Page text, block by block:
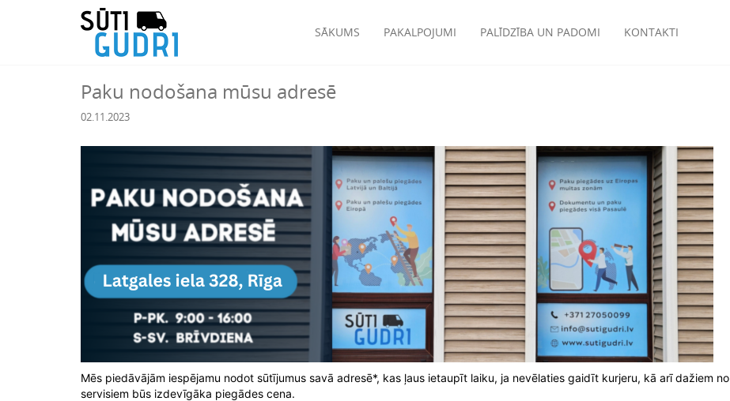
SĀKUMS PAKALPOJUMI PALĪDZĪBA UN PADOMI KONTAKTI
Paku nodošana mūsu adresē
02.11.2023
Mēs piedāvājām iespējamu nodot sūtījumus savā adresē*, kas ļaus ietaupīt laiku, ja nevēlaties gaidīt kurjeru, kā arī dažiem no
servisiem būs izdevīgāka piegādes cena.